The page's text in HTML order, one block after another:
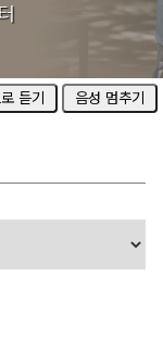
듣기 음성 멈추기